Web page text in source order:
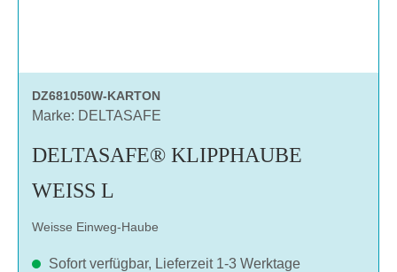
DZ681050W-KARTON
Marke: DELTASAFE
DELTASAFE® KLIPPHAUBE
WEISS L
Weisse Einweg-Haube
Sofort verfügbar, Lieferzeit 1-3 Werktage